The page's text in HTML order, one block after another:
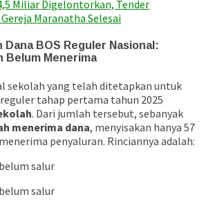
Miliar Digelontorkan, Tender
Maranatha Selesai
BOS Reguler Nasional:
Belum Menerima
sekolah yang telah ditetapkan untuk
tahap pertama tahun 2025
. Dari jumlah tersebut, sebanyak
menerima dana, menyisakan hanya 57
penyaluran. Rinciannya adalah:
salur
salur